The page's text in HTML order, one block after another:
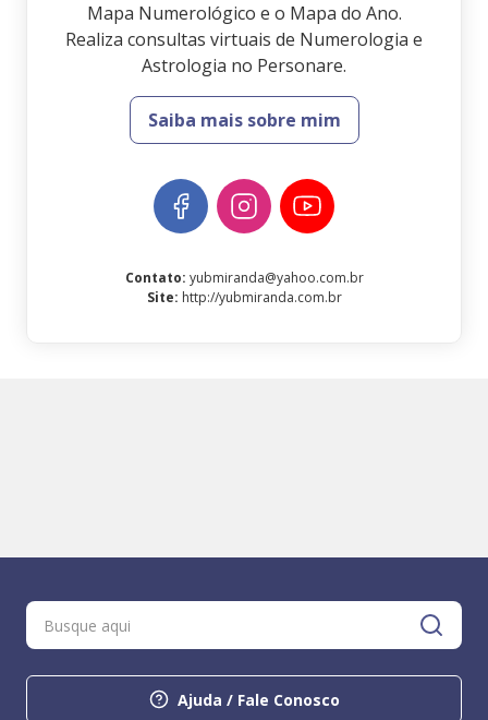
Mapa Numerológico e o Mapa do Ano.
Realiza consultas virtuais de Numerologia e
Astrologia no Personare.
Saiba mais sobre mim
Contato: yubmiranda@yahoo.com.br
Site: http://yubmiranda.com.br
Ajuda / Fale Conosco